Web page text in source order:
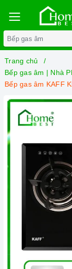
Trang chủ
Bếp gas âm | Nhà
Bếp gas âm KAFF